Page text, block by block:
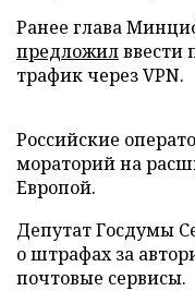
Ранее глава
предложилввести
трафик через VPN.
Российские
мораторий на
Европой.
Депутат Госдумы
о штрафах за
почтовые сервисы.